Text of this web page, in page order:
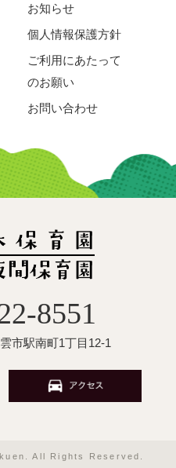
お知らせ
個人情報保護方針
ご利用にあたって
のお願い
お問い合わせ
8551
市駅南町1丁目12-1
All Rights Reserved.